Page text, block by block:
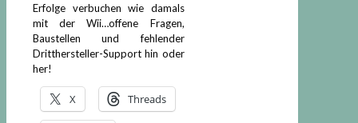
Erfolge verbuchen wie damals
mit der Wii…offene Fragen,
Baustellen und fehlender
Dritthersteller-Support hin oder
her!
X Threads